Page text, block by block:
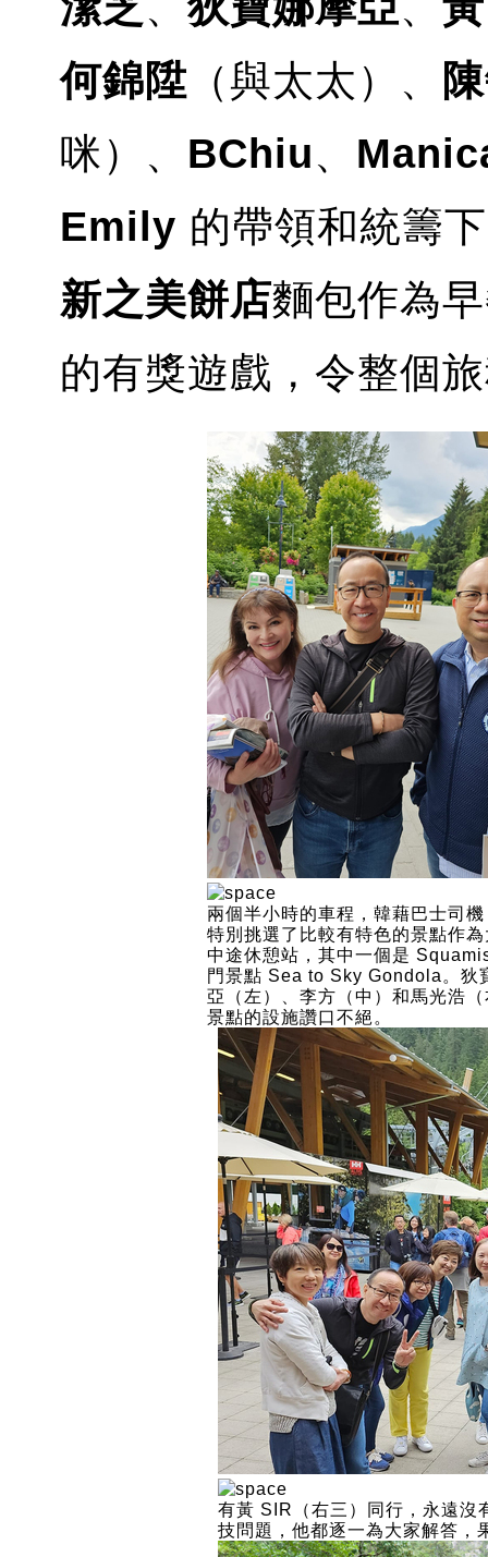
何錦陞 （與太太）、
咪）、 BChiu、
Emily 的帶領和統籌
新之美餅店麵包作為
的有獎遊戲，令整個
兩個半小時的車程，韓藉巴士司
特別挑選了比較有特色的景點作
中途休憩站，其中一個是
門景點 Sea to Sky Gondola。狄
亞（左）、李方（中）和馬光浩
景點的設施讚口不絕。
有黃 SIR（右三）同行，永遠沒
技問題，他都逐一為大家解答，